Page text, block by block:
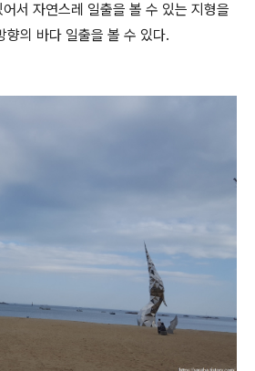
서 자연스레 일출을 볼 수 있는 지형을
향의 바다 일출을 볼 수 있다.